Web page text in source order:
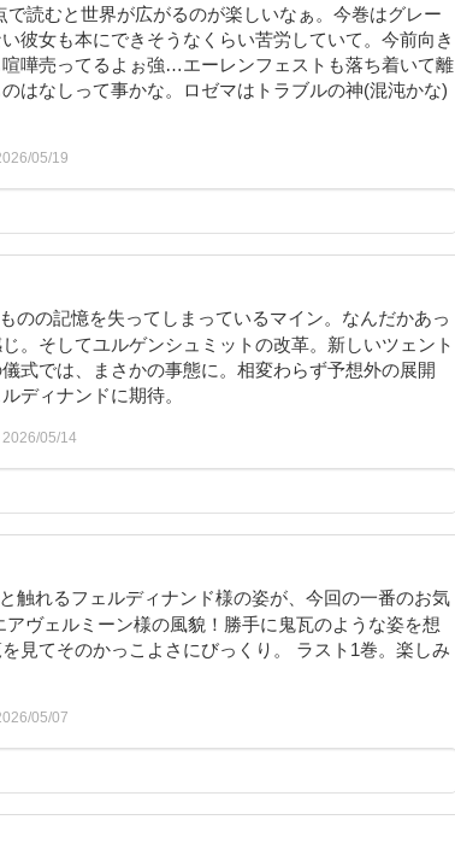
読むと世界が広がるのが楽しいなぁ。今巻はグレー
彼女も本にできそうなくらい苦労していて。今前向き
嘩売ってるよぉ強…エーレンフェストも落ち着いて離
はなしって事かな。ロゼマはトラブルの神(混沌かな)
05/19
のの記憶を失ってしまっているマイン。なんだかあっ
。そしてユルゲンシュミットの改革。新しいツェント
式では、まさかの事態に。相変わらず予想外の展開
ディナンドに期待。
2026/05/14
触れるフェルディナンド様の姿が、今回の一番のお気
ヴェルミーン様の風貌！勝手に鬼瓦のような姿を想
見てそのかっこよさにびっくり。 ラスト1巻。楽しみ
05/07